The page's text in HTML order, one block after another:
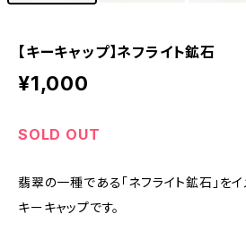
【キーキャップ】ネフライト鉱石
¥1,000
SOLD OUT
翡翠の一種である「ネフライト鉱石」を
キーキャップです。